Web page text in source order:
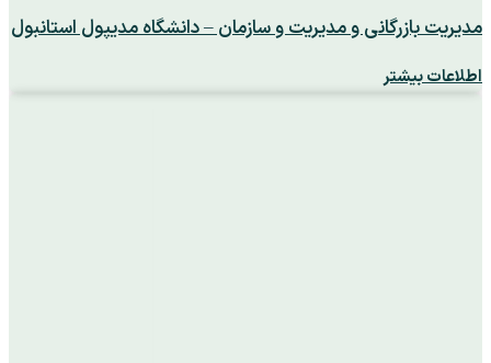
مدیریت بازرگانی و مدیریت و سازمان – دانشگاه مدیپول استانبول
اطلاعات بیشتر